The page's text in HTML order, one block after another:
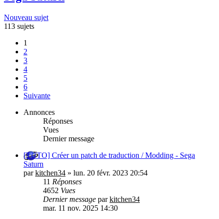
Nouveau sujet
113 sujets
1
2
3
4
5
6
Suivante
Annonces
Réponses
Vues
Dernier message
[TUTO] Créer un patch de traduction / Modding - Sega
Saturn
parkitchen34 » lun. 20 févr. 2023 20:54
11 Réponses
4652 Vues
Dernier message parkitchen34
mar. 11 nov. 2025 14:30